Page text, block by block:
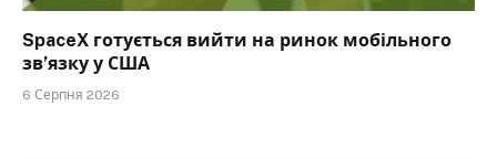
SpaceX готується вийти на ринок мобільного
зв’язку у США
6 Серпня 2026